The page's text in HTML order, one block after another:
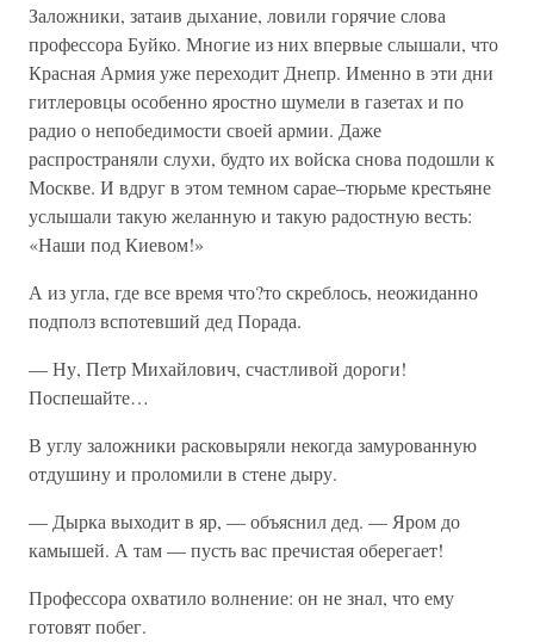
Заложники, затаив дыхание, ловили горячие слова
профессора Буйко. Многие из них впервые слышали, что
Красная Армия уже переходит Днепр. Именно в эти дни
гитлеровцы особенно яростно шумели в газетах и по
радио о непобедимости своей армии. Даже
распространяли слухи, будто их войска снова подошли к
Москве. И вдруг в этом темном сарае–тюрьме крестьяне
услышали такую желанную и такую радостную весть:
«Наши под Киевом!»
А из угла, где все время что?то скреблось, неожиданно
подполз вспотевший дед Порада.
— Ну, Петр Михайлович, счастливой дороги!
Поспешайте…
В углу заложники расковыряли некогда замурованную
отдушину и проломили в стене дыру.
— Дырка выходит в яр, — объяснил дед. — Яром до
камышей. А там — пусть вас пречистая оберегает!
Профессора охватило волнение: он не знал, что ему
готовят побег.